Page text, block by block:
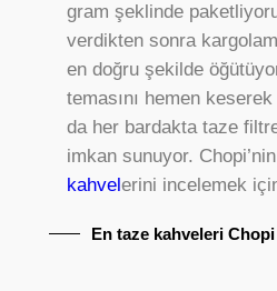
gram şeklinde
verdikten sonra
en doğru şekilde
temasını hemen
da her bardakta taze
imkan sunuyor. Chopi’nin
kahvelerini incelemek
En taze kahveleri